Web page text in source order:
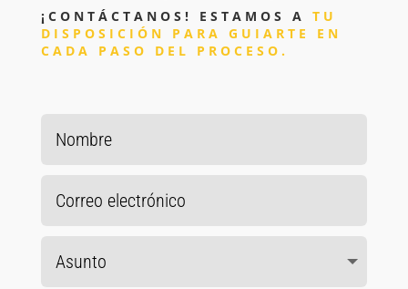
¡CONTÁCTANOS! ESTAMOS A TU
DISPOSICIÓN PARA GUIARTE EN
CADA PASO DEL PROCESO.